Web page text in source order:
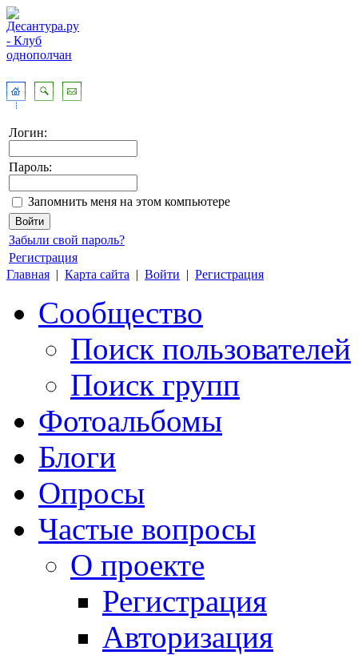
Логин:
Пароль:
Запомнить меня на этом компьютере
Забыли свой пароль?
Регистрация
Главная | Карта сайта | Войти | Регистрация
Сообщество
Поиск пользователей
Поиск групп
Фотоальбомы
Блоги
Опросы
Частые вопросы
О проекте
Регистрация
Авторизация